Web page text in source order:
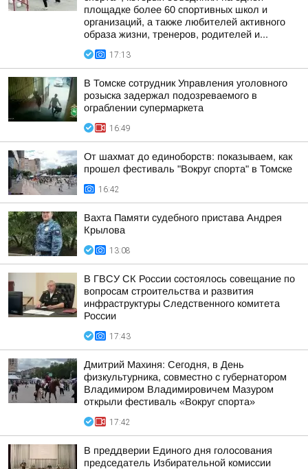
площадке более 60 спортивных школ и
организаций, а также любителей активного
образа жизни, тренеров, родителей и...
17:13
В Томске сотрудник Управления уголовного
розыска задержал подозреваемого в
ограблении супермаркета
16:49
От шахмат до единоборств: показываем, как
прошел фестиваль "Вокруг спорта" в Томске
16:42
Вахта Памяти судебного пристава Андрея
Крылова
13:08
В ГВСУ СК России состоялось совещание по
вопросам строительства и развития
инфраструктуры Следственного комитета
России
17:43
Дмитрий Махиня: Сегодня, в День
физкультурника, совместно с губернатором
Владимиром Владимировичем Мазуром
открыли фестиваль «Вокруг спорта»
17:42
В преддверии Единого дня голосования
председатель Избирательной комиссии